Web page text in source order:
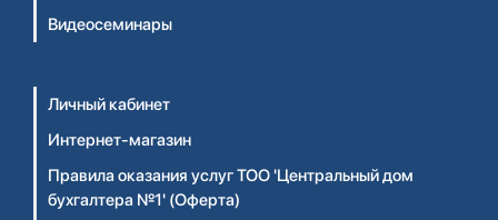
Видеосеминары
Личный кабинет
Интернет-магазин
Правила оказания услуг ТОО 'Центральный дом
бухгалтера №1' (Оферта)